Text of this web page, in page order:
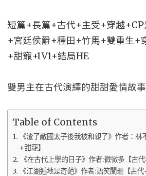
短篇+長篇+古代+主受+穿越
+宮廷侯爵+種田+竹馬+雙重生+
+甜寵+1V1+結局HE
雙男主在古代演繹的甜甜愛情故
Table of Contents
《渣了敵國太子後我被和親了》作者：
+甜寵】
《在古代上學的日子》作者:微微多【古代
《江湖遍地是奇葩》作者:語笑闌珊【古